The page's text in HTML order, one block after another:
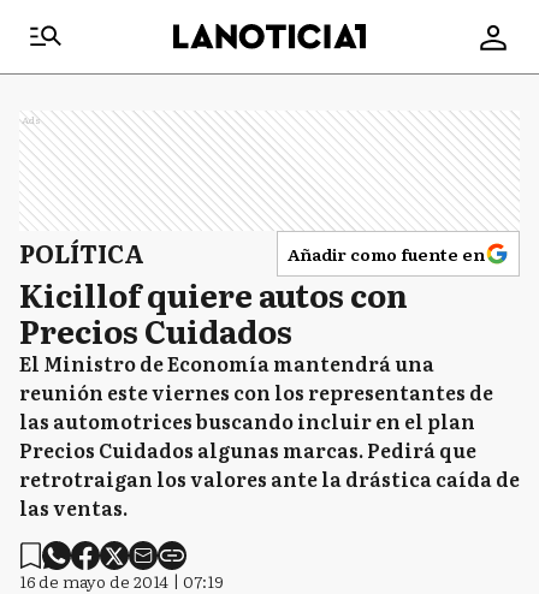
Ads
POLÍTICA Añadir como fuente en
Kicillof quiere autos con
Precios Cuidados
El Ministro de Economía mantendrá una
reunión este viernes con los representantes de
las automotrices buscando incluir en el plan
Precios Cuidados algunas marcas. Pedirá que
retrotraigan los valores ante la drástica caída de
las ventas.
16 de mayo de 2014 | 07:19